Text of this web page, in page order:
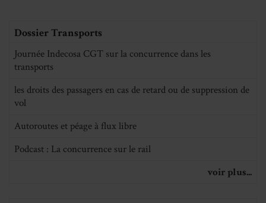
Dossier Transports
Journée Indecosa CGT sur la concurrence dans les
transports
les droits des passagers en cas de retard ou de suppression de
vol
Autoroutes et péage à flux libre
Podcast : La concurrence sur le rail
voir plus...